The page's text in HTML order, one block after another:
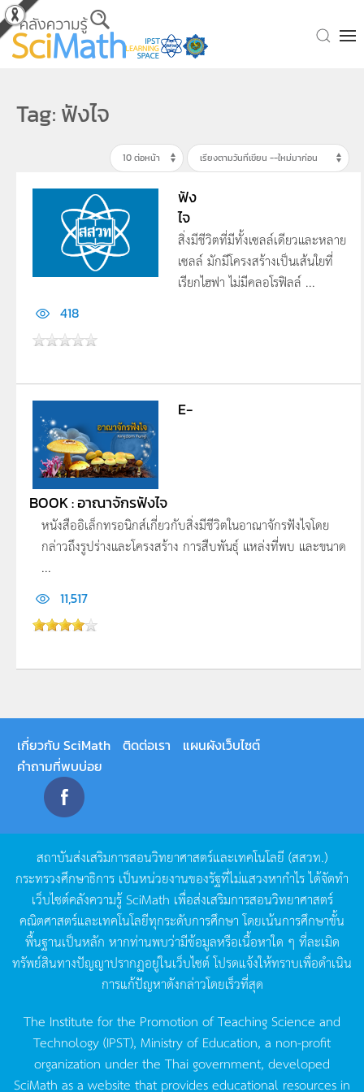
Skip to main content
Tag: ฟังไจ
ฟัง
ไจ
สิ่งมีชีวิตที่มีทั้งเซลล์เดียวและหลาย
เซลล์ มักมีโครงสร้างเป็นเส้นใยที่
เรียกไฮฟา ไม่มีคลอโรฟิลล์ ...
418
E-
BOOK : อาณาจักรฟังไจ
หนังสืออิเล็กทรอนิกส์เกี่ยวกับสิ่งมีชีวิตในอาณาจักรฟังไจโดย
กล่าวถึงรูปร่างและโครงสร้าง การสืบพันธุ์ แหล่งที่พบ และขนาด
...
11,517
เกี่ยวกับ SciMath ติดต่อเรา
แผนผังเว็บไซต์
คำถามที่พบบ่อย
สถาบันส่งเสริมการสอนวิทยาศาสตร์และเทคโนโลยี (สสวท.)
กระทรวงศึกษาธิการ เป็นหน่วยงานของรัฐที่ไม่แสวงหากำไรได้จัดทำ
เว็บไซต์คลังความรู้SciMath เพื่อส่งเสริมการสอนวิทยาศาสตร์
คณิตศาสตร์และเทคโนโลยีทุกระดับการศึกษา โดยเน้นการศึกษาขั้น
พื้นฐานเป็นหลัก หากท่านพบว่ามีข้อมูลหรือเนื้อหาใด ๆ ที่ละเมิด
ทรัพย์สินทางปัญญาปรากฏอยู่ในเว็บไซต์โปรดแจ้งให้ทราบเพื่อดำเนิน
การแก้ปัญหาดังกล่าวโดยเร็วที่สุด
The Institute for the Promotion of Teaching Science and
Technology (IPST), Ministry of Education, a non-profit
organization under the Thai government, developed
SciMath as a website that provides educational resources in